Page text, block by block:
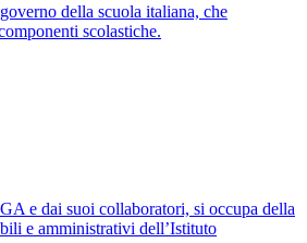
della scuola italiana, che
scolastiche.
e dai suoi collaboratori, si occupa della
e amministrativi dell’Istituto